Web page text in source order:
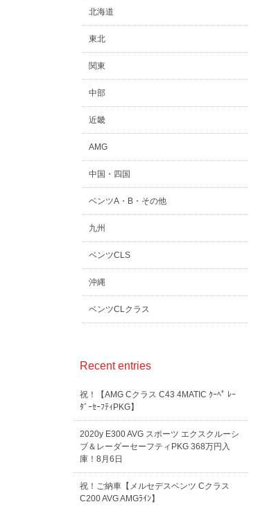
北海道
東北
関東
中部
近畿
AMG
中国・四国
ベンツA・B・その他
九州
ベンツCLS
沖縄
ベンツCLクラス
Recent entries
祝！【AMG Cクラス C43 4MATIC ｸｰﾍﾟ ﾚｰ
ﾀﾞｰｾｰﾌﾃｨPKG】
2020y E300 AVG スポーツ エクスクルーシ
ブ＆レーダーセーフティPKG 368万円入
庫！8月6日
祝！ご納車【メルセデスベンツ Cクラス
C200 AVG AMGﾗｲﾝ】